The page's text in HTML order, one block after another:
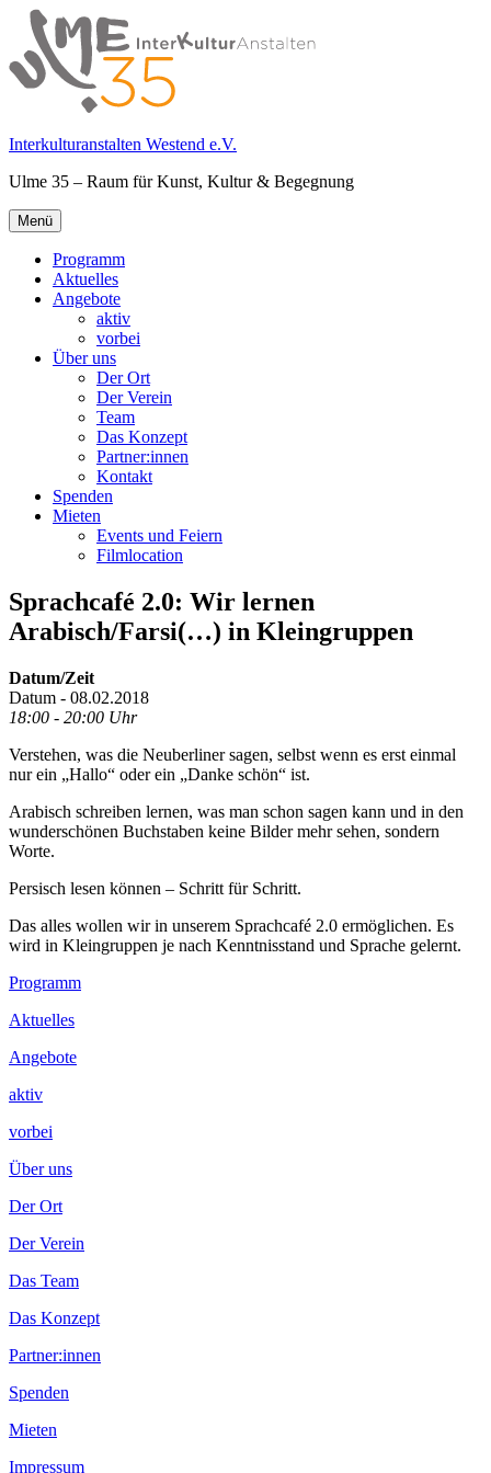
Springe
zum
Inhalt
Interkulturanstalten Westend e.V.
Ulme 35 – Raum für Kunst, Kultur & Begegnung
Primäres
Menü
Menü
Programm
Aktuelles
Angebote
aktiv
vorbei
Über uns
Der Ort
Der Verein
Team
Das Konzept
Partner:innen
Kontakt
Spenden
Mieten
Events und Feiern
Filmlocation
Sprachcafé 2.0: Wir lernen
Arabisch/Farsi(…) in Kleingruppen
Datum/Zeit
Datum - 08.02.2018
18:00 - 20:00 Uhr
Verstehen, was die Neuberliner sagen, selbst wenn es erst einmal
nur ein „Hallo“ oder ein „Danke schön“ ist.
Arabisch schreiben lernen, was man schon sagen kann und in den
wunderschönen Buchstaben keine Bilder mehr sehen, sondern
Worte.
Persisch lesen können – Schritt für Schritt.
Das alles wollen wir in unserem Sprachcafé 2.0 ermöglichen. Es
wird in Kleingruppen je nach Kenntnisstand und Sprache gelernt.
Footer
Inhalt
Programm
Aktuelles
Angebote
aktiv
vorbei
Über uns
Der Ort
Der Verein
Das Team
Das Konzept
Partner:innen
Spenden
Mieten
Impressum